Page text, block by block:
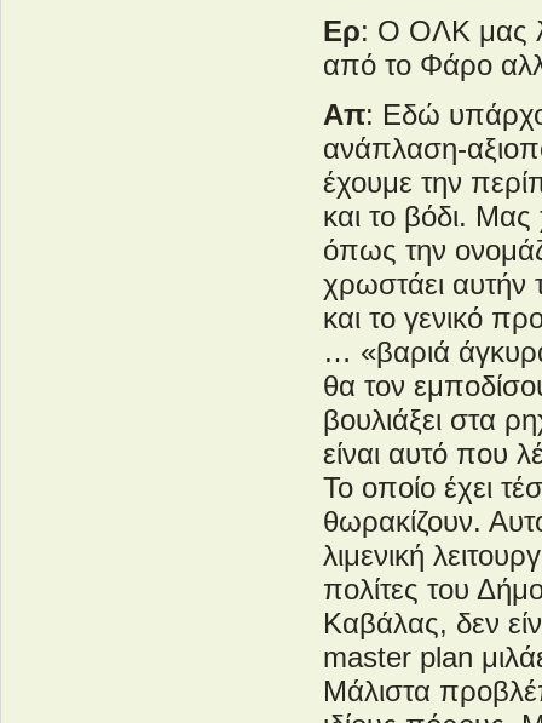
Ερ: Ο ΟΛΚ μας
από το Φάρο
Απ: Εδώ
ανάπλαση-
έχουμε την
και το βόδι.
όπως την
χρωστάει
και το γενικό
… «βαριά
θα τον
βουλιάξει στα
είναι αυτό που
Το οποίο έχει
θωρακίζουν.
λιμενική
πολίτες του
Καβάλας, δεν
master plan
Μάλιστα